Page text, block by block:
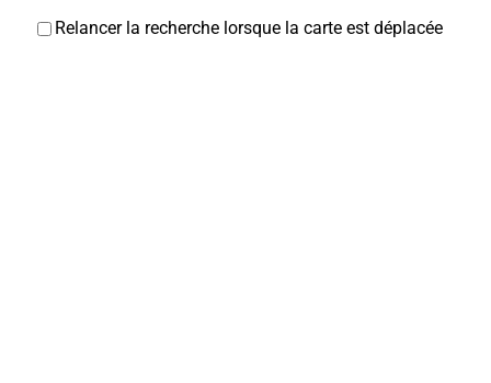
Relancer la recherche lorsque la carte est déplacée